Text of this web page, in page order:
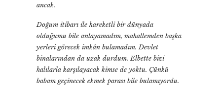
ancak.
Doğum itibarı ile hareketli bir dünyada
olduğumu bile anlayamadım, mahallemden başka
yerleri görecek imkân bulamadım. Devlet
binalarından da uzak durdum. Elbette bizi
halılarla karşılayacak kimse de yoktu. Çünkü
babam geçinecek ekmek parası bile bulamıyordu.